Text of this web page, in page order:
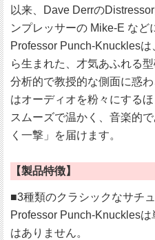
以来、Dave Derrの
ンプレッサーの Mike-E など
Professor Punch-Knuckles
ら生まれた、才気あふれる型
分析的で教授的な側面に惑
はオーディオを粉々にする
スムーズで温かく、音楽的
く一撃」を届けます。
【製品特徴】
■3種類のクラシックなサチ
Professor Punch-Knuckles
はありません。